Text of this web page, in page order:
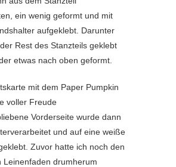
ein wenig geformt und mit
aufgeklebt. Darunter
Rest des Stanzteils geklebt
etwas nach oben geformt.
Vorderseite wurde dann
und auf eine weiße
Zuvor hatte ich noch den
Leinenfaden drumherum